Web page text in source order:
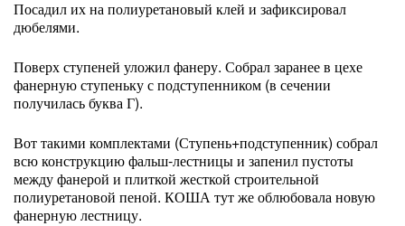
Посадил их на полиуретановый клей и зафиксировал
дюбелями.
Поверх ступеней уложил фанеру. Собрал заранее в цехе
фанерную ступеньку с подступенником (в сечении
получилась буква Г).
Вот такими комплектами (Ступень+подступенник) собрал
всю конструкцию фальш-лестницы и запенил пустоты
между фанерой и плиткой жесткой строительной
полиуретановой пеной. КОША тут же облюбовала новую
фанерную лестницу.